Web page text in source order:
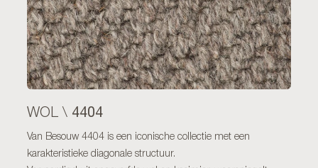
WOL \ 4404
Van Besouw 4404 is een iconische collectie met een
karakteristieke diagonale structuur.